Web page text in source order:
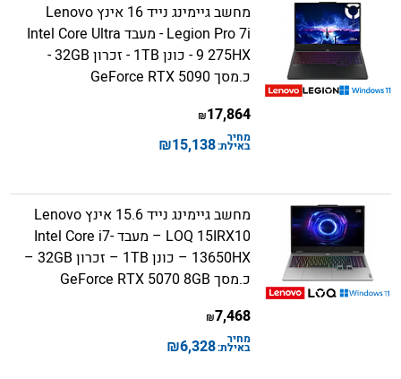
מחשב גיימינג נייד 16 אינץ Lenovo
Legion Pro 7i - מעבד Intel Core Ultra
9 275HX - כונן 1TB - זכרון 32GB -
כ.מסך GeForce RTX 5090
17,864
₪
מחיר
באילת:15,138
₪
מחשב גיימינג נייד 15.6 אינץ Lenovo
LOQ 15IRX10 – מעבד Intel Core i7-
13650HX – כונן 1TB – זכרון 32GB –
כ.מסך GeForce RTX 5070 8GB
7,468
₪
מחיר
באילת:6,328
₪